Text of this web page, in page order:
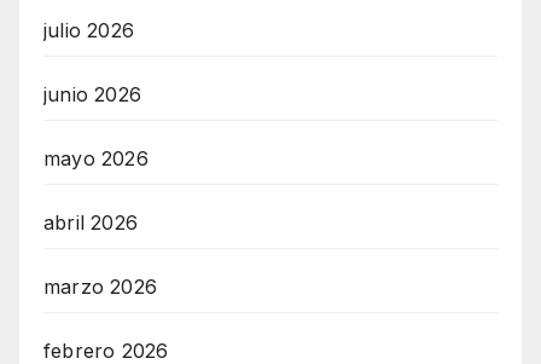
julio 2026
junio 2026
mayo 2026
abril 2026
marzo 2026
febrero 2026